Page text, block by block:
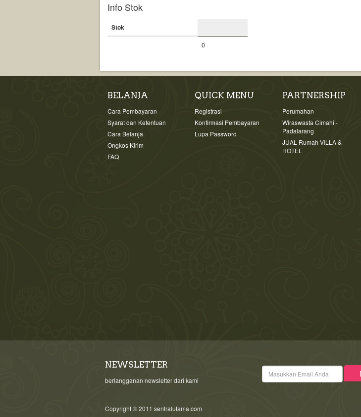
Info Stok
Stok
0
BELANJA
Cara Pembayaran
Syarat dan Ketentuan
Cara Belanja
Ongkos Kirim
FAQ
QUICK MENU
Registrasi
Konfirmasi Pembayaran
Lupa Password
PARTNERSHIP
Perumahan
Wiraswasta Cimahi -
Padalarang
JUAL Rumah VILLA &
HOTEL
NEWSLETTER
berlangganan newsletter dari kami
Copyright © 2011 sentralutama.com